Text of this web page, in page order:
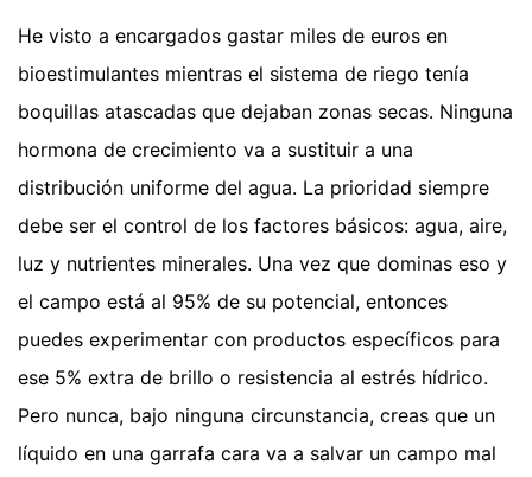
He visto a encargados gastar miles de euros en
bioestimulantes mientras el sistema de riego tenía
boquillas atascadas que dejaban zonas secas. Ninguna
hormona de crecimiento va a sustituir a una
distribución uniforme del agua. La prioridad siempre
debe ser el control de los factores básicos: agua, aire,
luz y nutrientes minerales. Una vez que dominas eso y
el campo está al 95% de su potencial, entonces
puedes experimentar con productos específicos para
ese 5% extra de brillo o resistencia al estrés hídrico.
Pero nunca, bajo ninguna circunstancia, creas que un
líquido en una garrafa cara va a salvar un campo mal